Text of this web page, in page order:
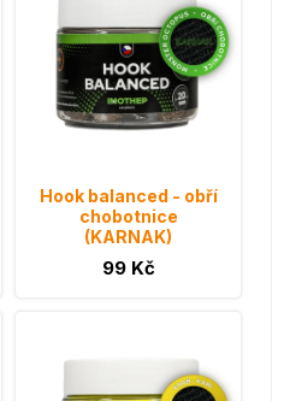
Hook balanced - obří
chobotnice
(KARNAK)
99 Kč